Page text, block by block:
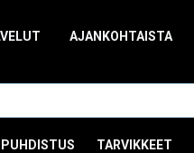
AJANKOHTAISTA
PUHDISTUS TARVIKKEET